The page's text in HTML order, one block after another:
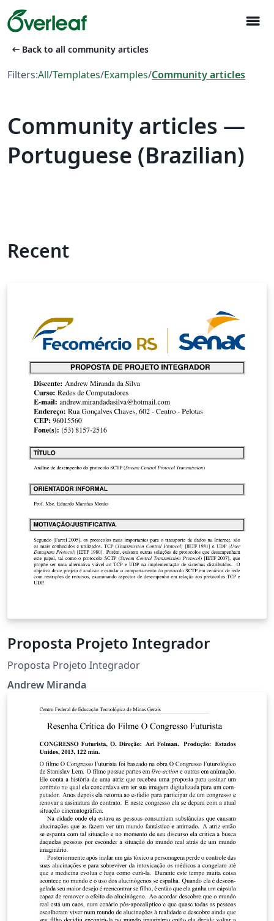
menu
arrow_left_alt Back to all community articles
Filters:All/Templates/Examples/Community articles
Community articles —
Portuguese (Brazilian)
Recent
Proposta Projeto Integrador
Proposta Projeto Integrador
Andrew Miranda